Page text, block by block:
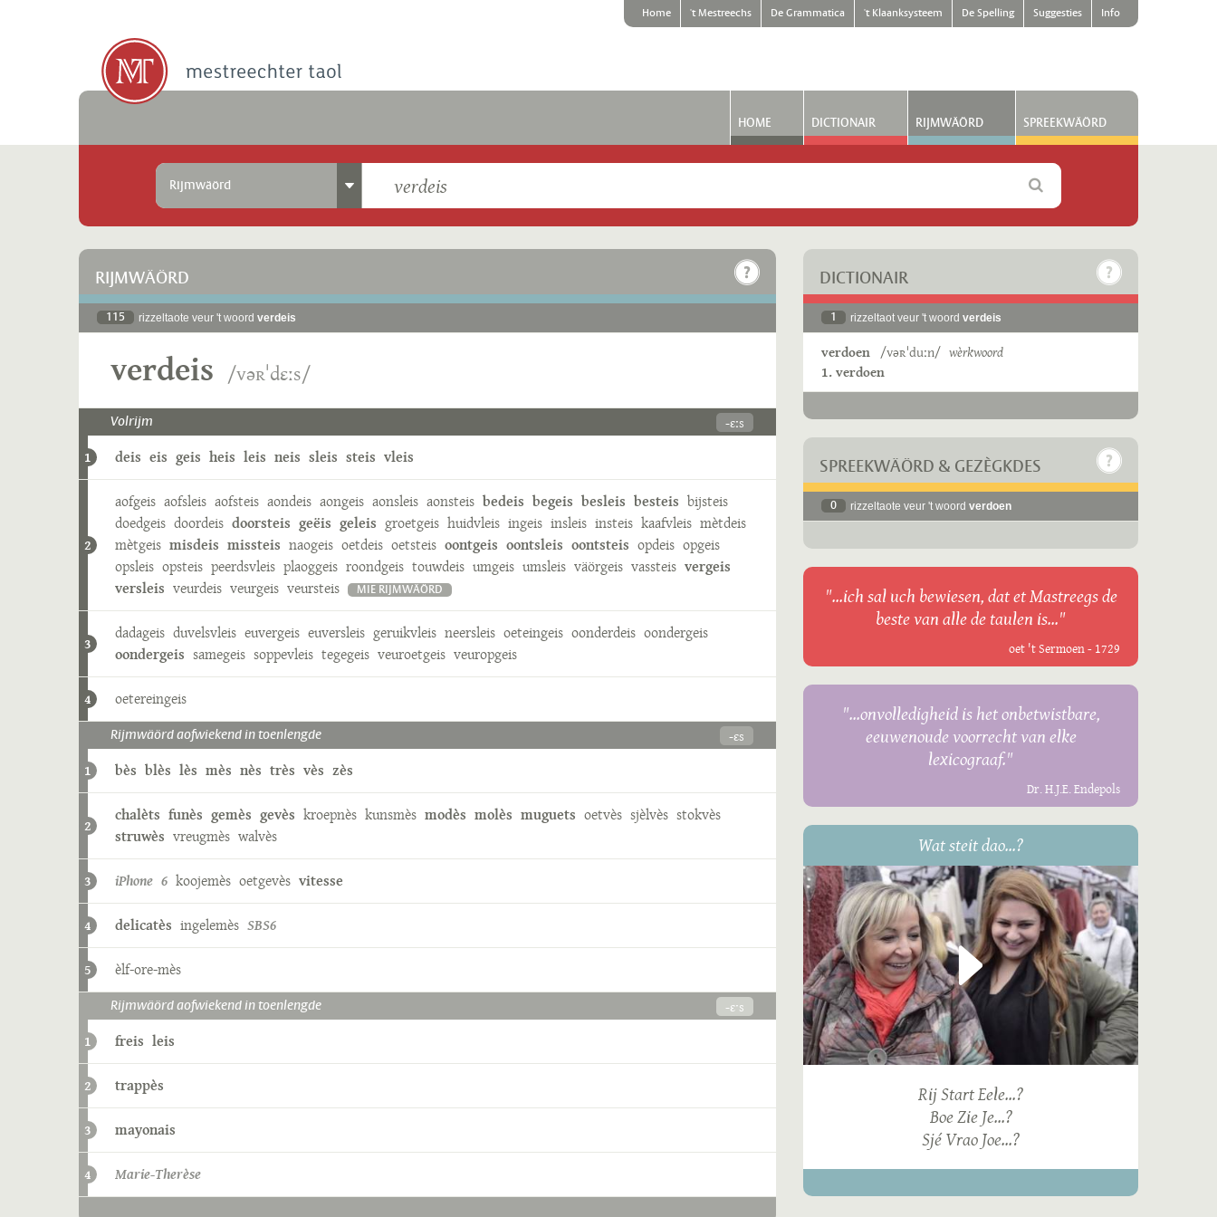
Home 't Mestreechs De Grammatica 't Klaanksysteem De Spelling Suggesties Info
HOME DICTIONAIR RIJMWÄÖRD SPREEKWÄÖRD
Rijmwäörd
RIJMWÄÖRD
115 rizzeltaote veur 't woord verdeis
verdeis /vəʀˈdɛːs/
Volrijm -ɛːs
1 deis eis geis heis leis neis sleis steis vleis
2
aofgeis aofsleis aofsteis aondeis aongeis aonsleis aonsteis bedeis begeis besleis besteis bijsteis
doedgeis doordeis doorsteis geëis geleis groetgeis huidvleis ingeis insleis insteis kaafvleis mètdeis
mètgeis misdeis missteis naogeis oetdeis oetsteis oontgeis oontsleis oontsteis opdeis opgeis
opsleis opsteis peerdsvleis plaoggeis roondgeis touwdeis umgeis umsleis väörgeis vassteis vergeis
versleis veurdeis veurgeis veursteis MIE RIJMWÄÖRD
3
dadageis duvelsvleis euvergeis euversleis geruikvleis neersleis oeteingeis oonderdeis oondergeis
oondergeis samegeis soppevleis tegegeis veuroetgeis veuropgeis
4 oetereingeis
Rijmwäörd aofwiekend in toenlengde -ɛs
1 bès blès lès mès nès très vès zès
2
chalèts funès gemès gevès kroepnès kunsmès modès molès muguets oetvès sjèlvès stokvès
struwès vreugmès walvès
3 iPhone 6 koojemès oetgevès vitesse
4 delicatès ingelemès SBS6
5 èlf-ore-mès
Rijmwäörd aofwiekend in toenlengde -ɛˑs
1 freis leis
2 trappès
3 mayonais
4 Marie-Therèse
DICTIONAIR
1 rizzeltaot veur 't woord verdeis
verdoen /vəʀˈduːn/ wèrkwoord
1. verdoen
SPREEKWÄÖRD & GEZÈGKDES
0 rizzeltaote veur 't woord verdoen
"...ich sal uch bewiesen, dat et Mastreegs de
beste van alle de taulen is..."
oet 't Sermoen - 1729
"...onvolledigheid is het onbetwistbare,
eeuwenoude voorrecht van elke
lexicograaf."
Dr. H.J.E. Endepols
Wat steit dao...?
Rij Start Eele...?
Boe Zie Je...?
Sjé Vrao Joe...?